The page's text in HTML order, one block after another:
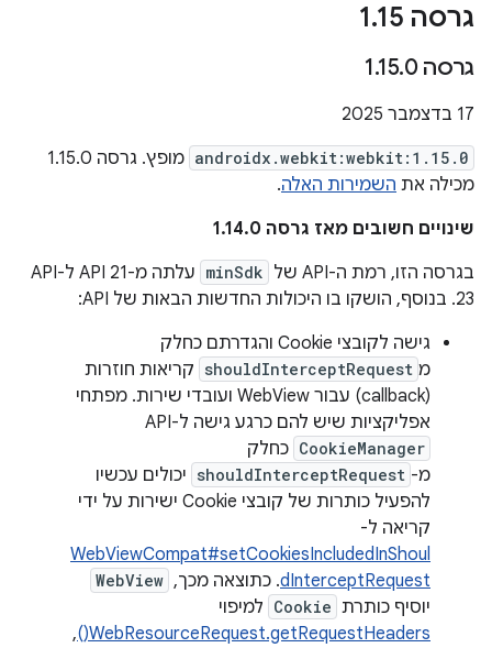
גרסה 1 .15
גרסה 1 .15.0
‫17 בדצמבר 2025
androidx.webkit:webkit:1.15.0
מופץ. גרסה 1.15.0
מכילה את השמירות האלה.
שינויים חשובים מאז גרסה 1.14.0
בגרסה הזו, רמת ה-API של
minSdk
עלתה מ-API 21 ל-API
23. בנוסף, הושקו בו היכולות החדשות הבאות של API:
גישה לקובצי Cookie והגדרתם כחלק
מ shouldInterceptRequest קריאות חוזרות
(callback) עבור WebView ועובדי שירות. מפתחי
אפליקציות שיש להם כרגע גישה ל-API‏
CookieManager כחלק
מ- shouldInterceptRequest יכולים עכשיו
להפעיל כותרות של קובצי Cookie ישירות על ידי
קריאה ל-
WebViewCompat#setCookiesIncludedInShoul
dInterceptRequest. כתוצאה מכך, WebView
יוסיף כותרת Cookie למיפוי
WebResourceRequest.getRequestHeaders()
,